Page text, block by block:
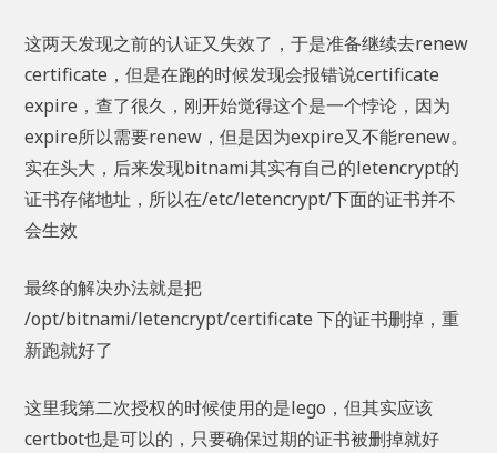
这两天发现之前的认证又失效了，于是准备继续去renew
certificate，但是在跑的时候发现会报错说certificate
expire，查了很久，刚开始觉得这个是一个悖论，因为
expire所以需要renew，但是因为expire又不能renew。
实在头大，后来发现bitnami其实有自己的letencrypt的
证书存储地址，所以在/etc/letencrypt/下面的证书并不
会生效
最终的解决办法就是把
/opt/bitnami/letencrypt/certificate 下的证书删掉，重
新跑就好了
这里我第二次授权的时候使用的是lego，但其实应该
certbot也是可以的，只要确保过期的证书被删掉就好